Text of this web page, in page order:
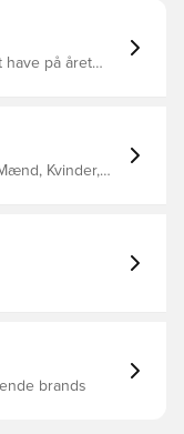
have på året
Kvinder,
brands